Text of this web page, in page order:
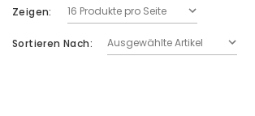
Zeigen:
Sortieren Nach: